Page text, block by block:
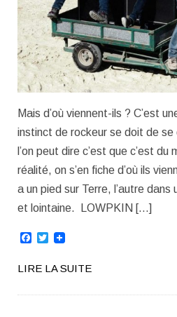
Mais d’où viennent-ils ? C’est
instinct de rockeur se doit de
l’on peut dire c’est que c’est du
réalité, on s’en fiche d’où ils
a un pied sur Terre, l’autre dans
et lointaine. LOWPKIN […]
Facebook
Twitter
LIRE LA SUITE